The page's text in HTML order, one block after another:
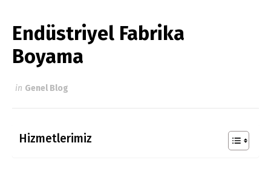
Endüstriyel Fabrika
Boyama
in Genel Blog
Hizmetlerimiz